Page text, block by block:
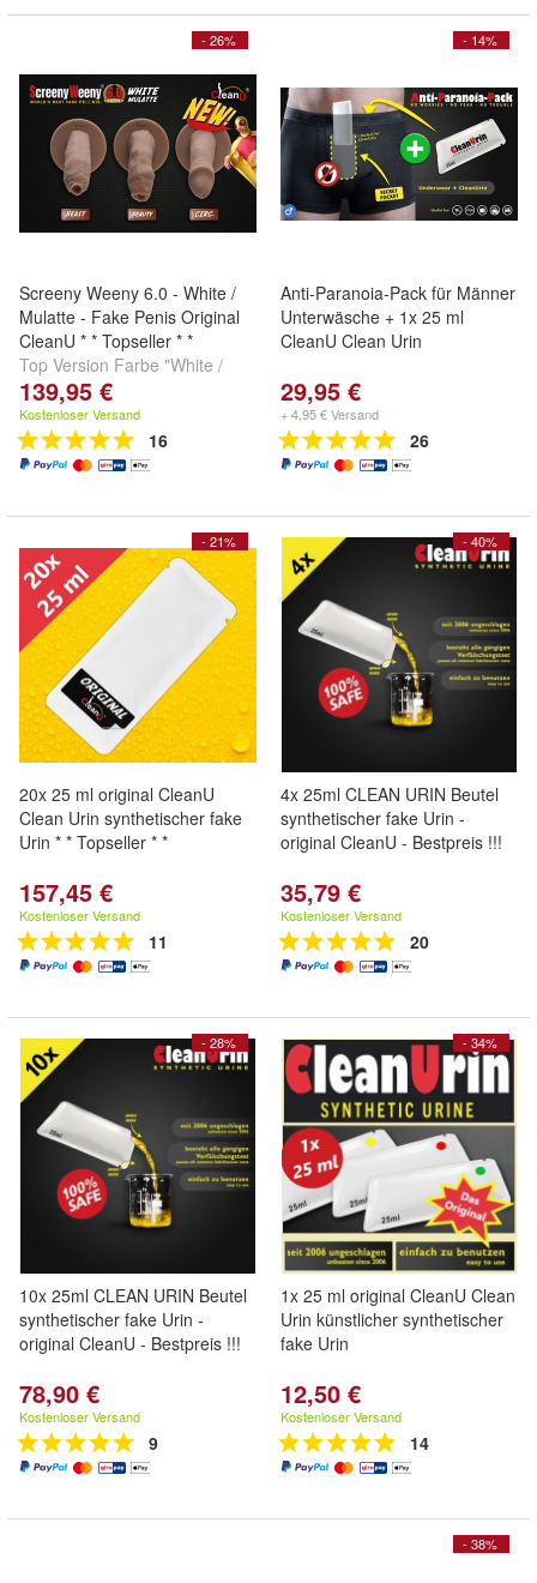
- 26%
Screeny Weeny 6.0 - White /
Mulatte - Fake Penis Original
CleanU * * Topseller * *
Top Version Farbe "White /
Mulatte" in allen Penisformen
zum Bestpreis !!
139,95 €
Kostenloser Versand
16
- 14%
Anti-Paranoia-Pack für Männer
Unterwäsche + 1x 25 ml
CleanU Clean Urin
29,95 €
+ 4,95 € Versand
26
- 21%
20x 25 ml original CleanU
Clean Urin synthetischer fake
Urin * * Topseller * *
157,45 €
Kostenloser Versand
11
- 40%
4x 25ml CLEAN URIN Beutel
synthetischer fake Urin -
original CleanU - Bestpreis !!!
35,79 €
Kostenloser Versand
20
- 28%
10x 25ml CLEAN URIN Beutel
synthetischer fake Urin -
original CleanU - Bestpreis !!!
78,90 €
Kostenloser Versand
9
- 34%
1x 25 ml original CleanU Clean
Urin künstlicher synthetischer
fake Urin
12,50 €
Kostenloser Versand
14
- 38%